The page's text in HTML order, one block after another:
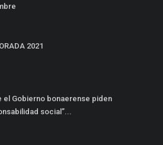
2021
el Gobierno bonaerense piden
social”...